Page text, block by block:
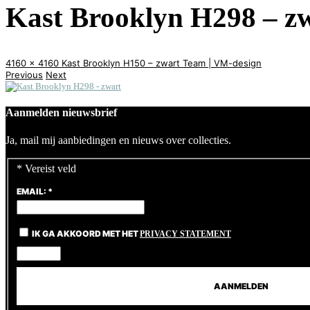
Kast Brooklyn H298 –
4160 x 4160 Kast Brooklyn H150 – zwart Team | VM-design
Previous Next
Aanmelden nieuwsbrief
Ja, mail mij aanbiedingen en nieuws over collecties.
* Vereist veld
EMAIL: *
IK GA AKKOORD MET HETPRIVACY STATEMENT